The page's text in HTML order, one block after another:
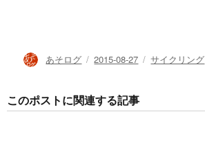
投
稿
あそログ 投
2015-08-27 カ
サイクリング
このポストに関連する記事